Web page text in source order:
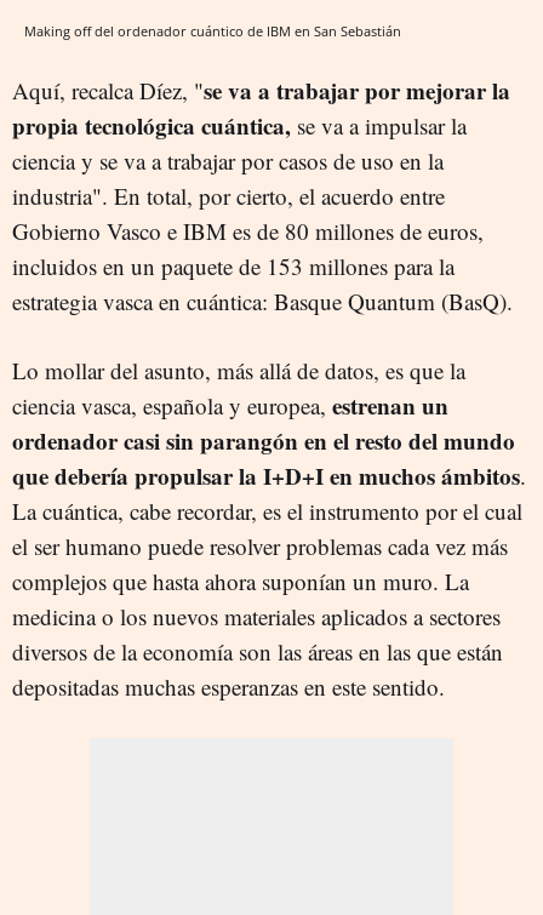
Making off del ordenador cuántico de IBM en San Sebastián
Aquí, recalca Díez, "se va a trabajar por mejorar la
propia tecnológica cuántica, se va a impulsar la
ciencia y se va a trabajar por casos de uso en la
industria". En total, por cierto, el acuerdo entre
Gobierno Vasco e IBM es de 80 millones de euros,
incluidos en un paquete de 153 millones para la
estrategia vasca en cuántica: Basque Quantum (BasQ).
Lo mollar del asunto, más allá de datos, es que la
ciencia vasca, española y europea, estrenan un
ordenador casi sin parangón en el resto del mundo
que debería propulsar la I+D+I en muchos ámbitos.
La cuántica, cabe recordar, es el instrumento por el cual
el ser humano puede resolver problemas cada vez más
complejos que hasta ahora suponían un muro. La
medicina o los nuevos materiales aplicados a sectores
diversos de la economía son las áreas en las que están
depositadas muchas esperanzas en este sentido.